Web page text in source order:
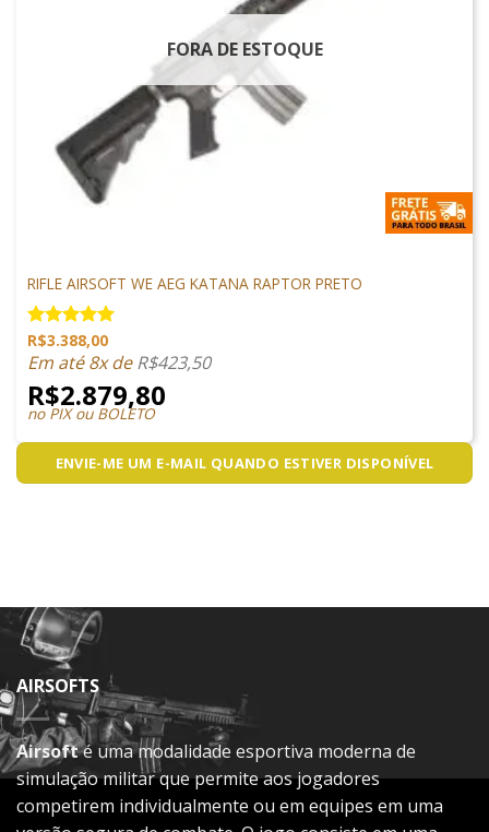
FORA DE ESTOQUE
RIFLE AIRSOFT WE AEG KATANA RAPTOR PRETO
Avaliação
5.00 de 5
R$3.388,00
Em até 8x deR$423,50
R$2.879,80
no PIX ou BOLETO
ENVIE-ME UM E-MAIL QUANDO ESTIVER DISPONÍVEL
AIRSOFTS
Airsofté uma modalidade esportiva moderna de
simulação militar que permite aos jogadores
competirem individualmente ou em equipes em uma